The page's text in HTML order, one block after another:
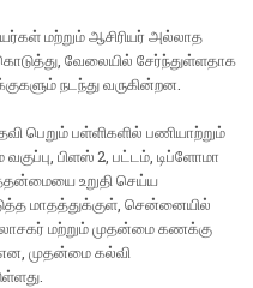
மற்றும் ஆசிரியர் அல்லாத
வேலையில் சேர்ந்துள்ளதாக
நடந்து வருகின்றன.
பெறும் பள்ளிகளில் பணியாற்றும்
பிளஸ் 2, பட்டம், டிப்ளோமா
உறுதி செய்ய
மாதத்துக்குள், சென்னையில்
மற்றும் முதன்மை கணக்கு
முதன்மை கல்வி